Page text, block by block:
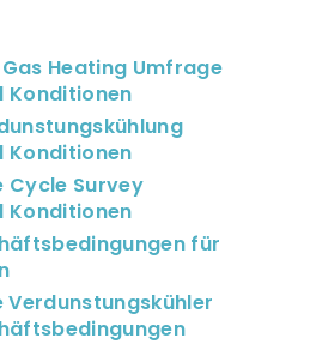
Heating Umfrage
Konditionen
Konditionen
Cycle Survey
Konditionen
für